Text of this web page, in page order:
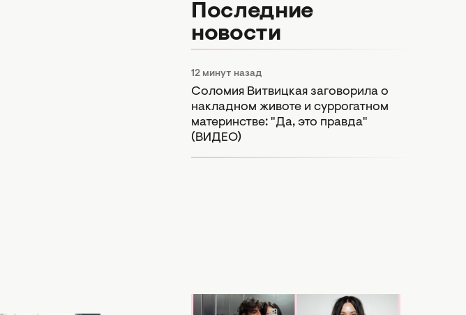
Последние
новости
12 минут назад
Соломия Витвицкая заговорила о
накладном животе и суррогатном
материнстве: "Да, это правда"
(ВИДЕО)
1 час назад